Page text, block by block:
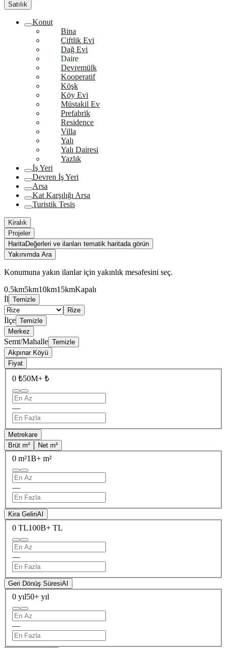
Satılık
Konut
Bina
Çiftlik Evi
Dağ Evi
Daire
Devremülk
Kooperatif
Köşk
Köy Evi
Müstakil Ev
Prefabrik
Residence
Villa
Yalı
Yalı Dairesi
Yazlık
İş Yeri
Devren İş Yeri
Arsa
Kat Karşılığı Arsa
Turistik Tesis
Kiralık
Projeler
HaritaDeğerleri ve ilanları tematik haritada görün
Yakınımda Ara
Konumuna yakın ilanlar için yakınlık mesafesini seç.
0.5km5km10km15kmKapalı
İl Temizle
Rize
İlçe Temizle
Merkez
Semt/Mahalle Temizle
Akpınar Köyü
Fiyat
0 ₺50M+ ₺
—
Metrekare
Brüt m²
Net m²
0 m²1B+ m²
—
Kira GeliriAI
0 TL100B+ TL
—
Geri Dönüş SüresiAI
0 yıl50+ yıl
—